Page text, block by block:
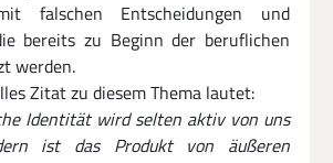
falschen Entscheidungen und
bereits zu Beginn der beruflichen
werden.
Zitat zu diesem Thema lautet:
Identität wird selten aktiv von uns
ist das Produkt von äußeren